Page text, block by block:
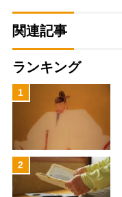
関連記事
ランキング
1
2